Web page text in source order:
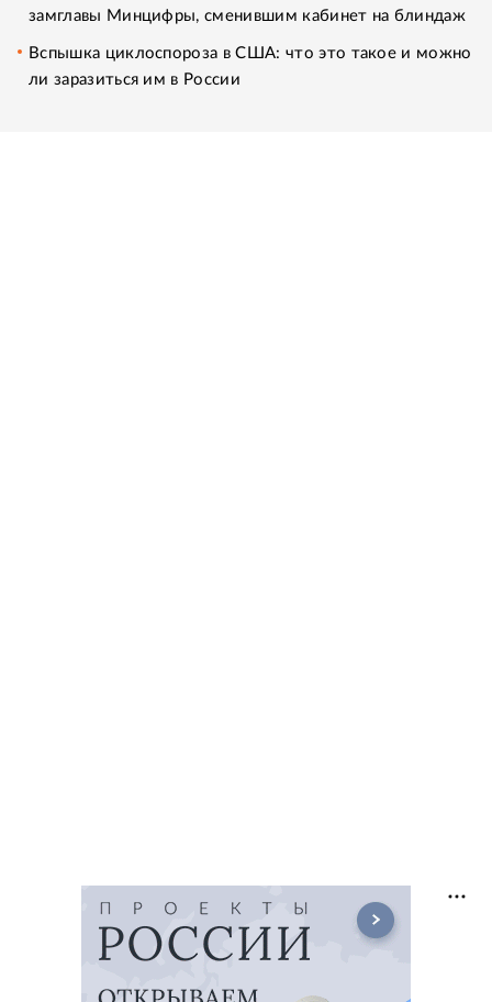
замглавы Минцифры, сменившим кабинет на блиндаж
Вспышка циклоспороза в США: что это такое и можно
ли заразиться им в России